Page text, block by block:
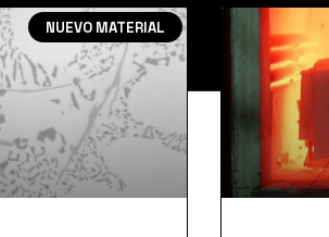
NUEVO MATERIAL